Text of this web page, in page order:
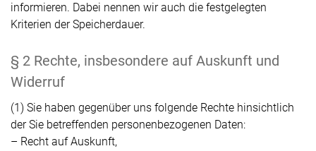
informieren. Dabei nennen wir auch die festgelegten
Kriterien der Speicherdauer.
§ 2 Rechte, insbesondere auf Auskunft und
Widerruf
(1) Sie haben gegenüber uns folgende Rechte hinsichtlich
der Sie betreffenden personenbezogenen Daten:
– Recht auf Auskunft,